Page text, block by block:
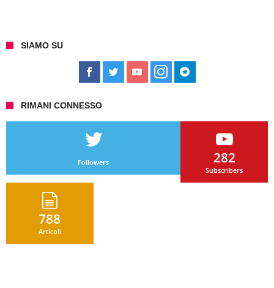
SIAMO SU
RIMANI CONNESSO
Followers 282
Subscribers
788
Articoli